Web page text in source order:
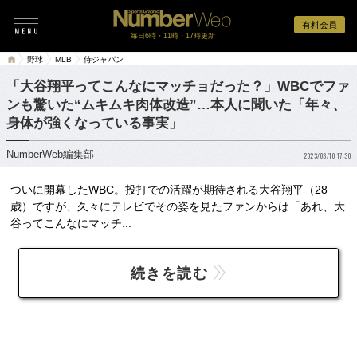
有料会員
毎日6時・11時・17時更新
野球 MLB 侍ジャパン
「大谷翔平ってこんなにマッチョだった？」WBCでファ
ンも驚いた“ムキムキ肉体改造”…本人に聞いた「年々、
身体が強くなっている事実」
NumberWeb編集部 2023/03/10 17:30
ついに開幕したWBC。投打での活躍が期待される大谷翔平（28
歳）ですが、久々にテレビでその姿を見たファンからは「あれ、大
谷ってこんなにマッチ...
続きを読む